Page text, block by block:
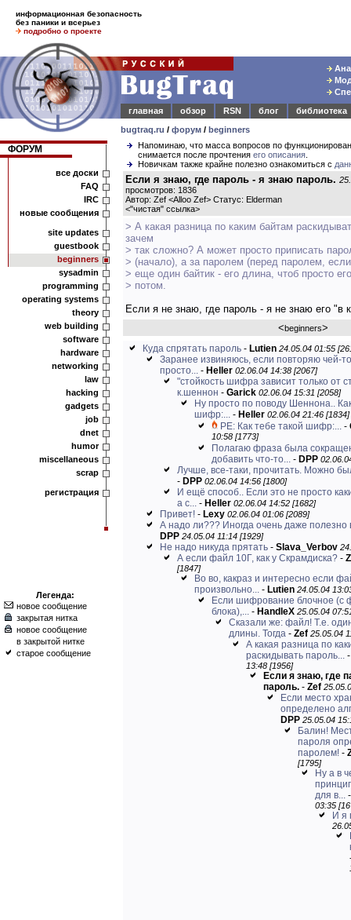
информационная безопасность
без паники и всерьез
подробно о проекте
главная
обзор RSN блог
библиотека
bugtraq.ru / форум / beginners
ФОРУМ
все доски
FAQ
IRC
новые сообщения
site updates
guestbook
beginners
sysadmin
programming
operating systems
theory
web building
software
hardware
networking
law
hacking
gadgets
job
dnet
humor
miscellaneous
scrap
регистрация
Легенда:
новое сообщение
закрытая нитка
новое сообщение
в закрытой нитке
старое сообщение
Напоминаю, что масса вопросов по
снимается после прочтения его описания
Новичкам также крайне полезно ознакомиться с
Если я знаю, где пароль - я знаю пароль.
просмотров: 1836
Автор: Zef <Alloo Zef> Статус: Elderman
<"чистая" ссылка>
> А какая разница по каким байтам
зачем
> так сложно? А может просто приписать
> (начало), а за паролем (перед паролем,
> еще один байтик - его длина, чтоб просто
> потом.
Если я не знаю, где пароль - я не знаю его "в
<beginners>
Куда спрятать пароль - Lutien 24.05.04 01:55
Заранее извиняюсь, если повторяю чей-
просто... - Heller 02.06.04 14:38 [2067]
"стойкость шифра зависит только от
к.шеннон - Garick 02.06.04 15:31 [2058]
Ну просто по поводу Шеннона..
шифр:... - Heller 02.06.04 21:46 [1834]
РЕ: Как тебе такой шифр:... -
10:58 [1773]
Полагаю фраза была
добавить что-то... - DPP
Лучше, все-таки, прочитать. Можно
- DPP 02.06.04 14:56 [1800]
И ещё способ.. Если это не просто
а с... - Heller 02.06.04 14:52 [1682]
Привет! - Lexy 02.06.04 01:06 [2089]
А надо ли??? Иногда очень даже полезно
DPP 24.05.04 11:14 [1929]
Не надо никуда прятать - Slava_Verbov
А если файл 10Г, как у Скрамдиска? -
[1847]
Во во, какраз и интересно если
произвольно... - Lutien 24.05.04
Если шифрование блочное (с
блока),... - HandleX 25.05.04
Сказали же: файл! Т.е.
длины. Тогда - Zef 25.05.04
А какая разница по
раскидывать пароль...
13:48 [1956]
Если я знаю, где
пароль. - Zef
Если место
определено
DPP 25.05.04
Балин!
пароля
паролем! -
[1795]
Ну а в
для в...
03:35
И я